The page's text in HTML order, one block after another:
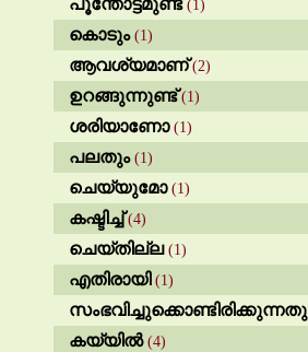
പൂന്തോട്ടമുണ്ട്(1)
കൊടും(1)
ആവശ്യമാണ്(2)
ഉറങ്ങുന്നുണ്ട്(1)
ശരിയാണോ(1)
പലതും(1)
ചെയ്യുമോ(1)
കഷ്ടിച്ച്(4)
ചെയ്തില്ല(1)
എതിരായി (1)
സംഭവിച്ചുക്കൊണ്ടിരിക്കുന്നതു
കയ്യിൽ(4)